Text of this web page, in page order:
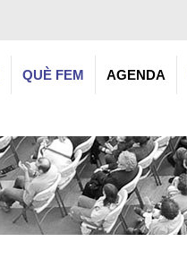
QUÈ FEM AGENDA